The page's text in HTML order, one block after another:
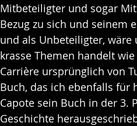
Mitbeteiligter und sogar
Bezug zu sich und seinem
und als Unbeteiligter,
krasse Themen handelt
Carrière ursprünglich von
Buch, das ich ebenfalls für
Capote sein Buch in der 3.
Geschichte